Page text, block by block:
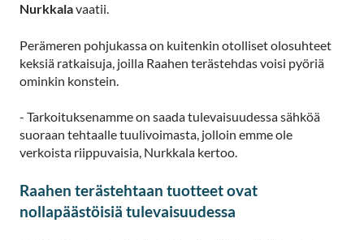
Nurkkalavaatii.
Perämeren pohjukassa on kuitenkin otolliset olosuhteet
keksiä ratkaisuja, joilla Raahen terästehdas voisi pyöriä
ominkin konstein.
- Tarkoituksenamme on saada tulevaisuudessa sähköä
suoraan tehtaalle tuulivoimasta, jolloin emme ole
verkoista riippuvaisia, Nurkkala kertoo.
Raahen terästehtaan tuotteet ovat
nollapäästöisiä tulevaisuudessa